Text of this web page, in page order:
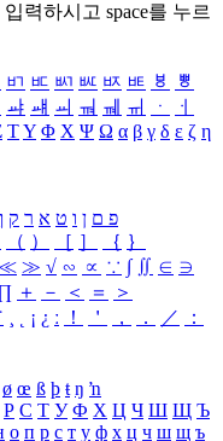
입력하시고 space를 누르
ㅲ ㅳ ㅴ ㅵ ㅶ ㅷ ㅸ
ㅹ
ㆇ ㆈ ㆉ ㆊ ㆋ ㆌ ㆍ
ㆎ
ΤΥ Φ Χ Ψ Ω α β γ δ ε ζ η
פ ם ן ו ט א ר ק
（ ） ［ ］ ｛ ｝
≪ ≫ √ ∽ ∝ ∵ ∫ ∬ ∈ ∋
＋ － ＜ ＝
＞
˙ ¸ ¡ ¿ ː ！ ＇ ， ． ／
：
ø œ ß þ ŧ ŋ ŉ
Р С Т У Ф Х Ц Ч Ш Щ Ъ
о п р с т у ф х ц ч ш щ ъ